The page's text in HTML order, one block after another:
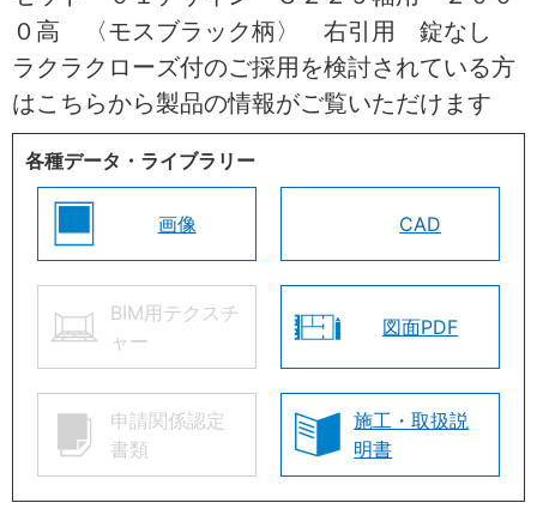
０高 〈モスブラック柄〉 右引用 錠なし
ラクラクローズ付のご採用を検討されている方
はこちらから製品の情報がご覧いただけます
各種データ・ライブラリー
画像 CAD
BIM用テクスチ
ャー
図面PDF
申請関係認定
書類
施工・取扱説
明書